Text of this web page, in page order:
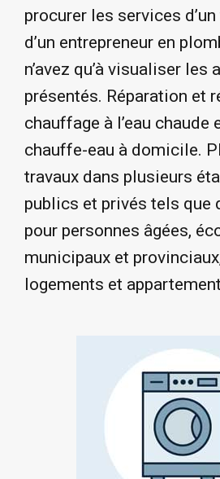
procurer les services
d’un entrepreneur en
n’avez qu’à visualiser les
présentés. Réparation et
chauffage à l’eau chaude
chauffe-eau à domicile.
travaux dans plusieurs
publics et privés tels que
pour personnes âgées,
municipaux et
logements et